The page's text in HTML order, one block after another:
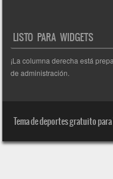
LISTO PARA WIDGETS
¡La columna derecha está
de administración.
Tema de deportes gratuito